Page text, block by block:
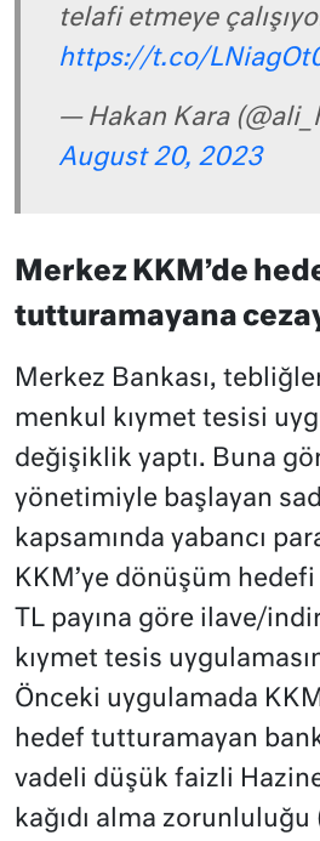
telafi etmeye
https://t.co/
— Hakan Kara
August 20, 2023
Merkez KKM’de
tutturamayana
Merkez Bankası,
menkul kıymet tesisi
değişiklik yaptı. Buna
yönetimiyle başlayan
kapsamında yabancı
KKM’ye dönüşüm
TL payına göre ilave/
kıymet tesis
Önceki uygulamada
hedef tutturamayan
vadeli düşük faizli
kağıdı alma